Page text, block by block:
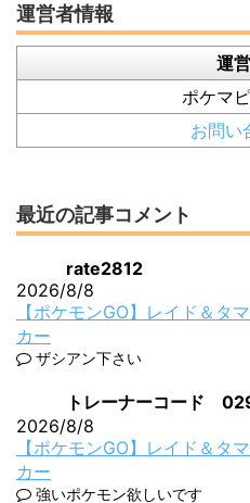
運営者情報
運
ポケマ
お問い
最近の記事コメント
rate2812
2026/8/8
【ポケモンGO】レイド＆タ
カー
ザシアン下さい
トレーナーコード
2026/8/8
【ポケモンGO】レイド＆タ
カー
強いポケモン欲しいです